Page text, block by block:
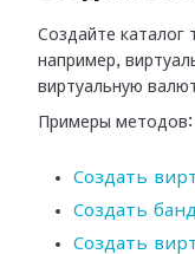
Создайте каталог
например,
виртуальную
Примеры методов:
Создать
Создать
Создать